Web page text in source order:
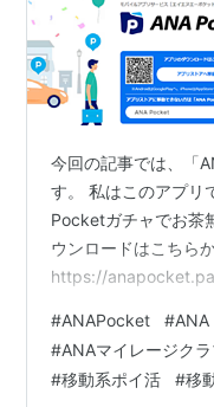
今回の記事では、「
す。 私はこのアプリ
Pocketガチャでお茶
ウンロードはこちら
https://
Pocketについて ANA
ついて 紹介コード 最
すすめブログ SNS
#ANAPocket #ANA
#ANAマイレージク
#移動系ポイ活 #移